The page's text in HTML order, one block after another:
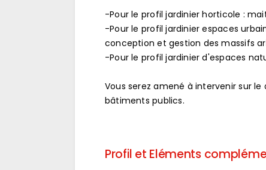
-Pour le profil jardinier horticole :
-Pour le profil jardinier espaces
conception et gestion des massifs
-Pour le profil jardinier d'espaces
Vous serez amené à intervenir sur
bâtiments publics.
Profil et Eléments